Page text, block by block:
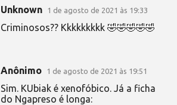
Unknown 1 de agosto de 2021 às 19:33
Criminosos?? Kkkkkkkkk 🤣🤣🤣🤣🤣
Anônimo 1 de agosto de 2021 às 19:51
Sim. KUbiak é xenofóbico. Já a ficha
do Ngapreso é longa: